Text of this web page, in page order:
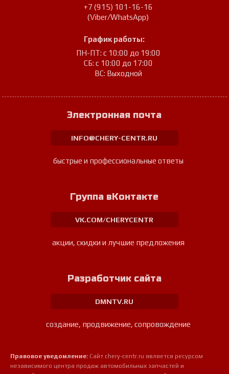
+7 (915) 101-16-16
(Viber/WhatsApp)
График работы:
ПН-ПТ: с 10:00 до 19:00
СБ: с 10:00 до 17:00
ВС: Выходной
Электронная почта
INFO@CHERY-CENTR.RU
быстрые и профессиональные ответы
Группа вКонтакте
VK.COM/CHERYCENTR
акции, скидки и лучшие предложения
Разработчик сайта
DMNTV.RU
создание, продвижение, сопровождение
Правовое уведомление: Сайт chery-centr.ru является ресурсом
независимого центра продаж автомобильных запчастей и